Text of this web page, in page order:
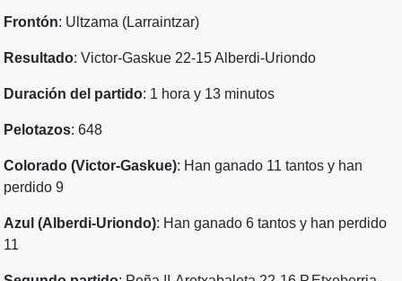
Frontón: Ultzama (Larraintzar)
Resultado: Victor-Gaskue 22-15 Alberdi-Uriondo
Duración del partido: 1 hora y 13 minutos
Pelotazos: 648
Colorado (Victor-Gaskue): Han ganado 11 tantos y han
perdido 9
Azul (Alberdi-Uriondo): Han ganado 6 tantos y han perdido
11